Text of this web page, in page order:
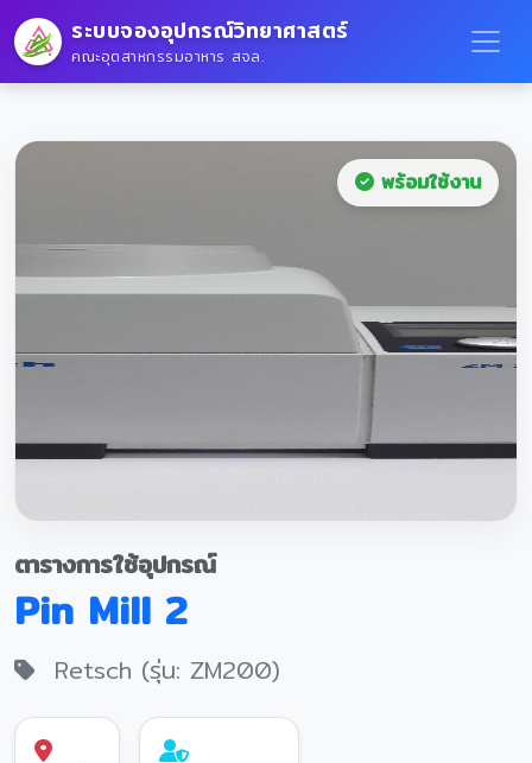
ระบบจองอุปกรณ์วิทยาศาสตร์
คณะอุตสาหกรรมอาหาร สจล.
พร้อมใช้งาน
ตารางการใช้อุปกรณ์
Pin Mill 2
Retsch (รุ่น: ZM200)